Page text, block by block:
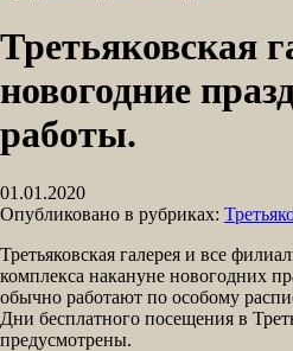
Третьяковская
новогодние
работы.
01.01.2020
Опубликовано в рубриках:
Третьяковская галерея и все
комплекса накануне новогодних
обычно работают по особому
Дни бесплатного посещения в
предусмотрены.